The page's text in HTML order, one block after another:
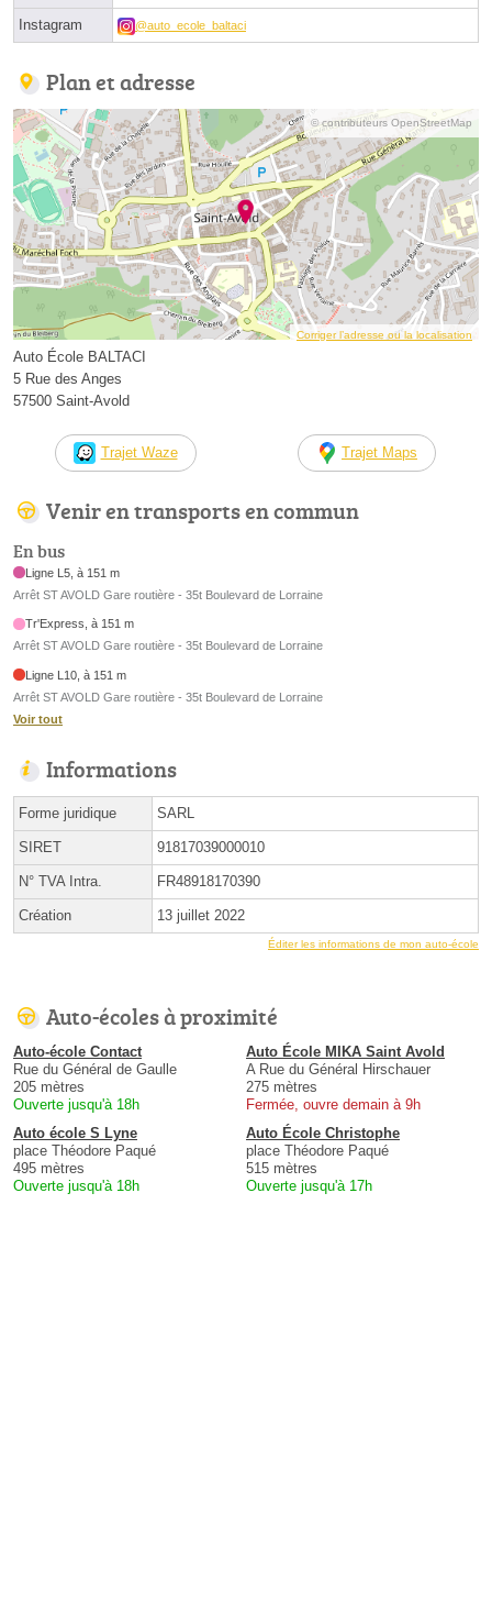
Instagram @auto_ecole_baltaci
Plan et adresse
© contributeurs OpenStreetMap
Corriger l’adresse ou la localisation
Auto École BALTACI ️
5 Rue des Anges
57500 Saint-Avold
Trajet Waze Trajet Maps
Venir en transports en commun
En bus
Ligne L5, à 151 m
Arrêt ST AVOLD Gare routière - 35t Boulevard de Lorraine
Tr'Express, à 151 m
Arrêt ST AVOLD Gare routière - 35t Boulevard de Lorraine
Ligne L10, à 151 m
Arrêt ST AVOLD Gare routière - 35t Boulevard de Lorraine
Voir tout
Informations
Forme juridique SARL
SIRET 91817039000010
N° TVA Intra. FR48918170390
Création 13 juillet 2022
Éditer les informations de mon auto-école
Auto-écoles à proximité
Auto-école Contact
Rue du Général de Gaulle
205 mètres
Ouverte jusqu'à 18h
Auto École MIKA Saint Avold
A Rue du Général Hirschauer
275 mètres
Fermée, ouvre demain à 9h
Auto école S Lyne
place Théodore Paqué
495 mètres
Ouverte jusqu'à 18h
Auto École Christophe
place Théodore Paqué
515 mètres
Ouverte jusqu'à 17h